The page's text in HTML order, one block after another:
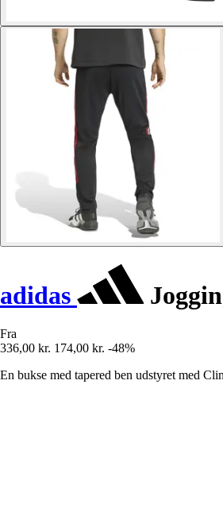
adidas
Fra
336,00 kr. 174,00 kr. -48%
En bukse med tapered ben udstyret med